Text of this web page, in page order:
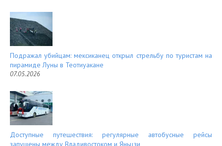
Подражал убийцам: мексиканец открыл стрельбу по туристам на
пирамиде Луны в Теотиуакане
07.05.2026
Доступные путешествия: регулярные автобусные рейсы
запущены между Владивостоком и Яньцзи